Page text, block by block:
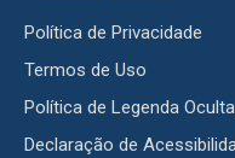
Política de Privacidade
Termos de Uso
Política de Legenda Oculta
Declaração de